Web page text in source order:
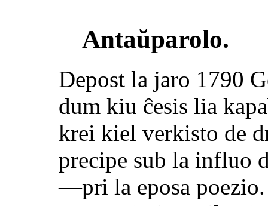
Antaŭparolo.
Depost la jaro 1790
dum kiu ĉesis lia
krei kiel verkisto de
precipe sub la influo
—pri la eposa